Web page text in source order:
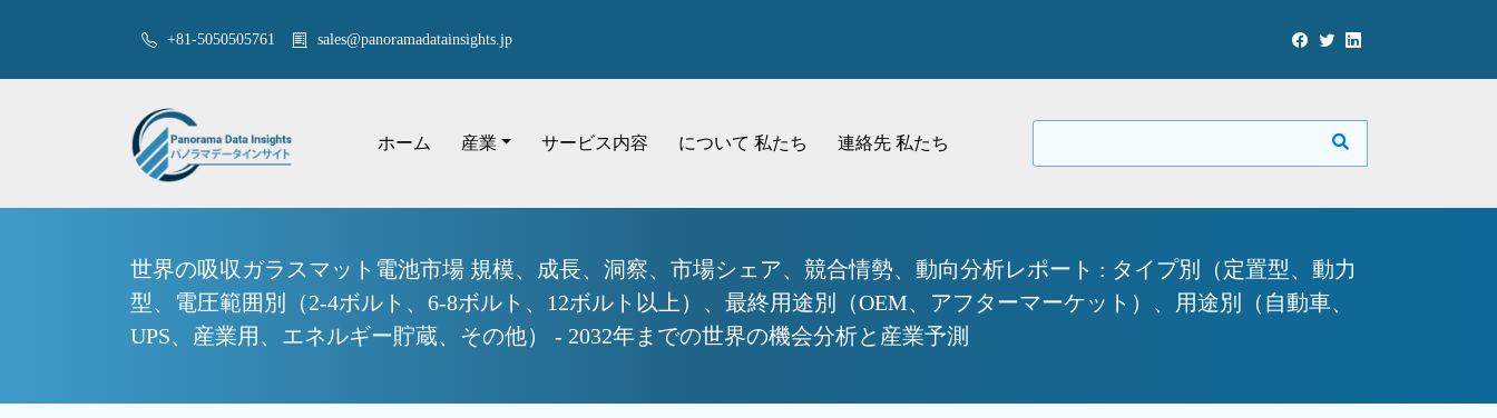
+81-5050505761 sales@panoramadatainsights.jp
ホーム 産業 サービス内容 について 私たち 連絡先 私たち
世界の吸収ガラスマット電池市場 規模、成長、洞察、市場シェア、競合情勢、動向分析レポート : タイプ別（定置型、動力
型、電圧範囲別（2-4ボルト、6-8ボルト、12ボルト以上）、最終用途別（OEM、アフターマーケット）、用途別（自動車、
UPS、産業用、エネルギー貯蔵、その他） - 2032年までの世界の機会分析と産業予測